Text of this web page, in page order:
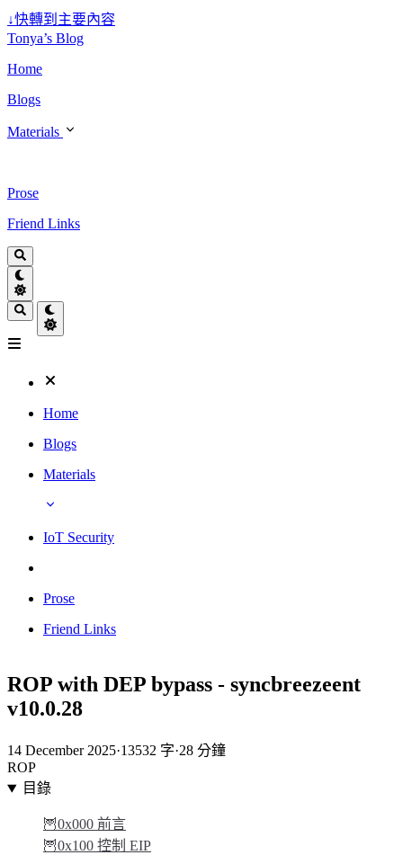
↓快轉到主要內容
Tonya’s Blog
Home
Blogs
Materials
Prose
Friend Links
Home
Blogs
Materials
IoT Security
Prose
Friend Links
ROP with DEP bypass - syncbreezeent
v10.0.28
14 December 2025·13532 字·28 分鐘
ROP
目錄
🦉0x000 前言
🦉0x100 控制 EIP